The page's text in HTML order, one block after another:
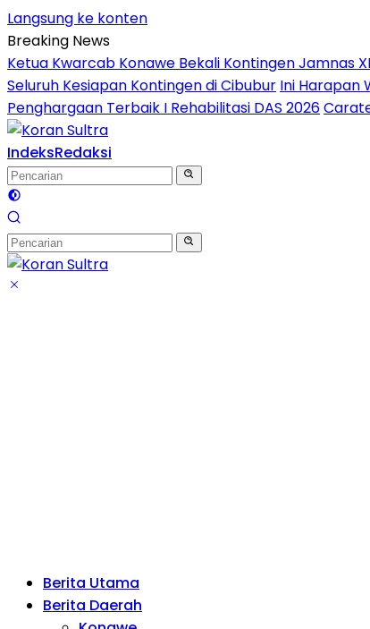
Langsung ke konten
Breaking News
Ketua Kwarcab Konawe Bekali Kontingen Jamnas
Seluruh Kesiapan Kontingen di Cibubur Ini Harapan
Penghargaan Terbaik I Rehabilitasi DAS 2026
IndeksRedaksi
Berita Utama
Berita Daerah